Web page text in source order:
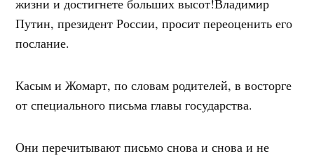
Путин, президент России, просит переоценить его
послание.
Касым и Жомарт, по словам родителей, в восторге
от специального письма главы государства.
Они перечитывают письмо снова и снова и не